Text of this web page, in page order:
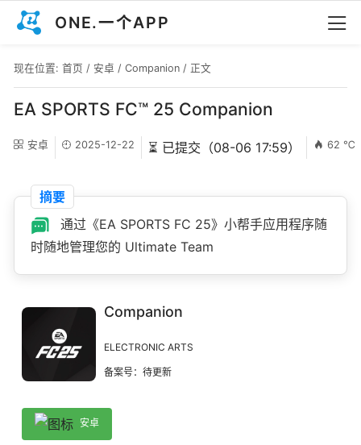
ONE.一个APP
现在位置: 首页 / 安卓 / Companion / 正文
EA SPORTS FC™ 25 Companion
安卓 2025-12-22 ⏳ 已提交（08-06 17:59） 62 ℃
摘要
通过《EA SPORTS FC 25》小帮手应用程序随
时随地管理您的 Ultimate Team
Companion
ELECTRONIC ARTS
备案号：待更新
安卓